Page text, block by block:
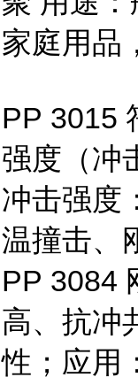
家庭用品
PP 3015
强度（冲
冲击强度
温撞击、
PP 3084
高、抗冲
性；应用